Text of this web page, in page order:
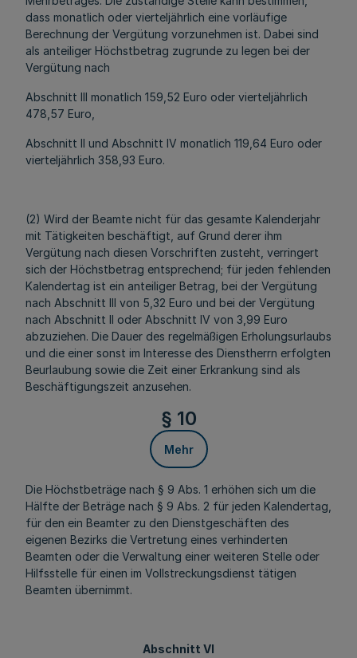
dass monatlich oder vierteljährlich eine vorläufige
Berechnung der Vergütung vorzunehmen ist. Dabei sind
als anteiliger Höchstbetrag zugrunde zu legen bei der
Vergütung nach
Abschnitt III monatlich 159,52 Euro oder vierteljährlich
478,57 Euro,
Abschnitt II und Abschnitt IV monatlich 119,64 Euro oder
vierteljährlich 358,93 Euro.
(2) Wird der Beamte nicht für das gesamte Kalenderjahr
mit Tätigkeiten beschäftigt, auf Grund derer ihm
Vergütung nach diesen Vorschriften zusteht, verringert
sich der Höchstbetrag entsprechend; für jeden fehlenden
Kalendertag ist ein anteiliger Betrag, bei der Vergütung
nach Abschnitt III von 5,32 Euro und bei der Vergütung
nach Abschnitt II oder Abschnitt IV von 3,99 Euro
abzuziehen. Die Dauer des regelmäßigen Erholungsurlaubs
und die einer sonst im Interesse des Dienstherrn erfolgten
Beurlaubung sowie die Zeit einer Erkrankung sind als
Beschäftigungszeit anzusehen.
§ 10
Mehr
Die Höchstbeträge nach § 9 Abs. 1 erhöhen sich um die
Hälfte der Beträge nach § 9 Abs. 2 für jeden Kalendertag,
für den ein Beamter zu den Dienstgeschäften des
eigenen Bezirks die Vertretung eines verhinderten
Beamten oder die Verwaltung einer weiteren Stelle oder
Hilfsstelle für einen im Vollstreckungsdienst tätigen
Beamten übernimmt.
Abschnitt VI